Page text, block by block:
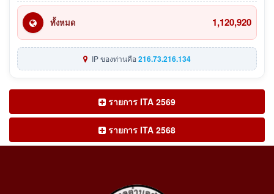
ทั้งหมด 1,120,920
IP ของท่านคือ216.73.216.134
รายการ ITA 2569
รายการ ITA 2568